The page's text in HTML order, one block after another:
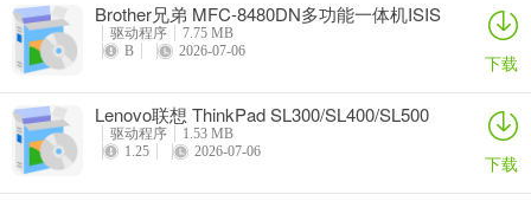
Brother兄弟 MFC-8480DN多功能一体机ISIS
驱动
驱动程序
7.75 MB
B
2026-07-06 下载
Lenovo联想 ThinkPad SL300/SL400/SL500
笔记本BIOS
驱动程序
1.53 MB
1.25
2026-07-06 下载